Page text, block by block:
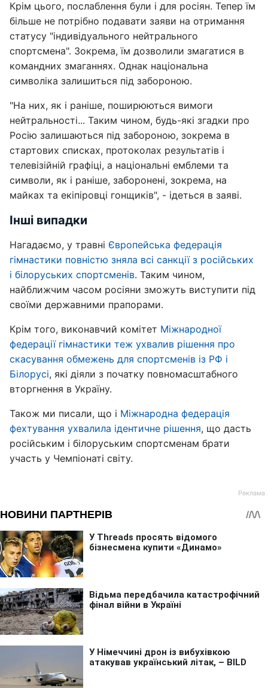
Крім цього, послаблення були і для росіян. Тепер їм
більше не потрібно подавати заяви на отримання
статусу "індивідуального нейтрального
спортсмена". Зокрема, їм дозволили змагатися в
командних змаганнях. Однак національна
символіка залишиться під забороною.
"На них, як і раніше, поширюються вимоги
нейтральності... Таким чином, будь-які згадки про
Росію залишаються під забороною, зокрема в
стартових списках, протоколах результатів і
телевізійній графіці, а національні емблеми та
символи, як і раніше, заборонені, зокрема, на
майках та екіпіровці гонщиків", - ідеться в заяві.
Інші випадки
Нагадаємо, у травні Європейська федерація
гімнастики повністю зняла всі санкції з російських
і білоруських спортсменів. Таким чином,
найближчим часом росіяни зможуть виступити під
своїми державними прапорами.
Крім того, виконавчий комітет Міжнародної
федерації гімнастики теж ухвалив рішення про
скасування обмежень для спортсменів із РФ і
Білорусі, які діяли з початку повномасштабного
вторгнення в Україну.
Також ми писали, що і Міжнародна федерація
фехтування ухвалила ідентичне рішення, що дасть
російським і білоруським спортсменам брати
участь у Чемпіонаті світу.